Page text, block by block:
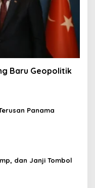
Baru Geopolitik
Panama
dan Janji Tombol